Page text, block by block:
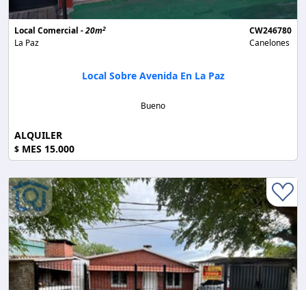
Local Comercial -20m2
La Paz
CW246780
Canelones
Local Sobre Avenida En La Paz
Bueno
ALQUILER
$ MES 15.000